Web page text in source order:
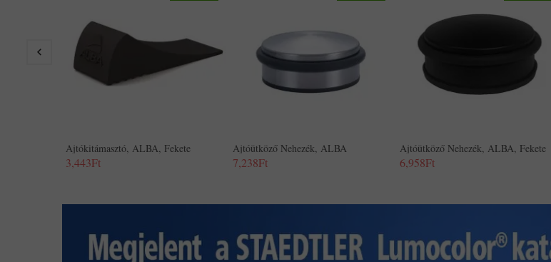
Ajtókitámasztó, ALBA, Fekete
3,443Ft
Ajtóütköző Nehezék, ALBA
7,238Ft
Ajtóütköző Nehezék, ALBA, Fekete
6,958Ft